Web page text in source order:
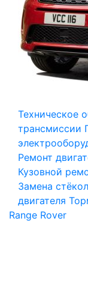
Техническое
трансмиссии
Ремонт
Кузовной
Замена стёкол
двигателя
Range Rover